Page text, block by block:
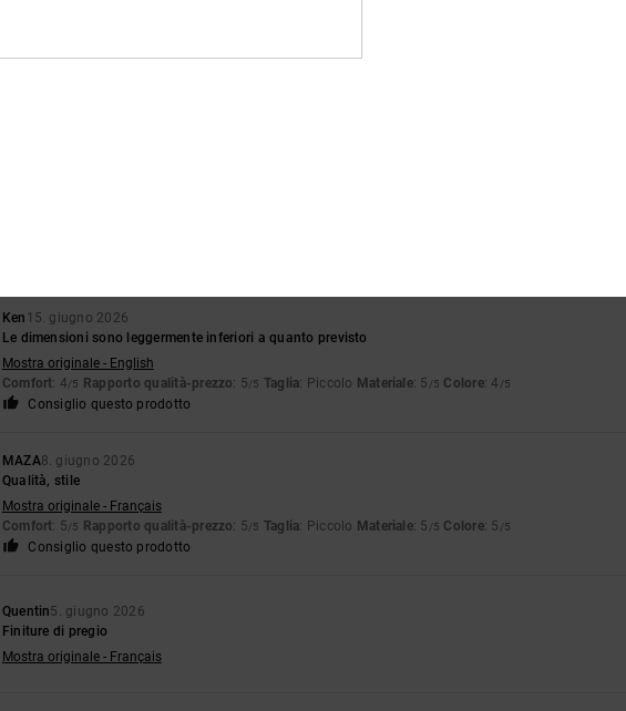
Gaylord2. luglio 2026
Ken 15. giugno 2026
Le dimensioni sono leggermente inferiori a quanto previsto
Mostra originale - English
Comfort: 4/5 Rapporto qualità-prezzo: 5/5 Taglia: Piccolo Materiale: 5 /5 Colore: 4 /5
Consiglio questo prodotto
MAZA8. giugno 2026
Qualità, stile
Mostra originale - Français
Comfort: 5/5 Rapporto qualità-prezzo: 5/5 Taglia: Piccolo Materiale: 5 /5 Colore: 5 /5
Consiglio questo prodotto
Quentin5. giugno 2026
Finiture di pregio
Mostra originale - Français